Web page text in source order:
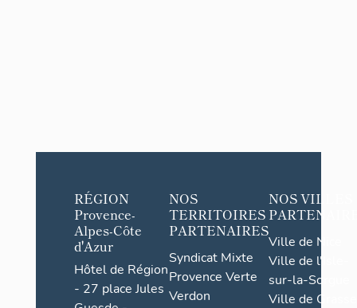
RÉGION
Provence-
Alpes-Côte
d'Azur
Hôtel de Région
- 27 place Jules
NOS
TERRITOIRES
PARTENAIRES
Syndicat Mixte
Provence Verte
Verdon
NOS VILLES
Ville de Nice
Ville de l'Isle-
sur-la-Sorgue
Ville de Grasse